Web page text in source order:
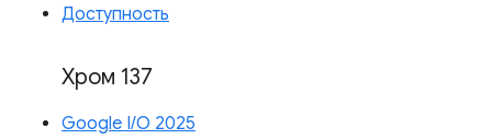
Доступность
Хром 137
Google I/O 2025